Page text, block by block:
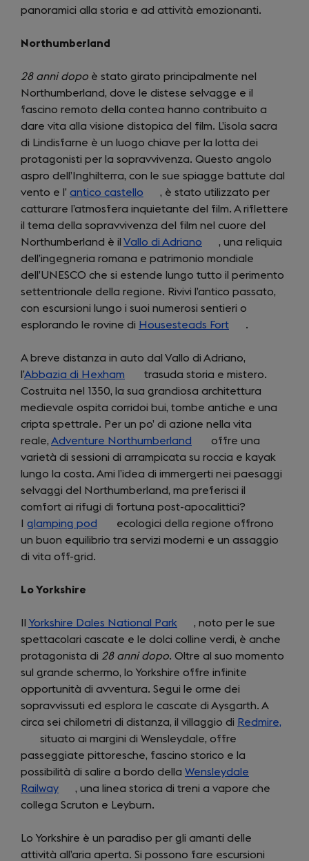
panoramici alla storia e ad attività emozionanti.
Northumberland
28 anni dopo è stato girato principalmente nel
Northumberland, dove le distese selvagge e il
fascino remoto della contea hanno contribuito a
dare vita alla visione distopica del film. L’isola sacra
di Lindisfarne è un luogo chiave per la lotta dei
protagonisti per la sopravvivenza. Questo angolo
aspro dell’Inghilterra, con le sue spiagge battute dal
vento e l’ antico castello (opens
in
a
new
tab)
, è stato utilizzato per
catturare l’atmosfera inquietante del film. A riflettere
il tema della sopravvivenza del film nel cuore del
Northumberland è il Vallo di Adriano (opens
in
a
new
tab)
, una reliquia
dell’ingegneria romana e patrimonio mondiale
dell’UNESCO che si estende lungo tutto il perimento
settentrionale della regione. Rivivi l’antico passato,
con escursioni lungo i suoi numerosi sentieri o
esplorando le rovine di Housesteads Fort (opens
a
new
tab)
.
A breve distanza in auto dal Vallo di Adriano,
l’Abbazia di Hexham (opens
in
a
new
tab)
trasuda storia e mistero.
Costruita nel 1350, la sua grandiosa architettura
medievale ospita corridoi bui, tombe antiche e una
cripta spettrale. Per un po’ di azione nella vita
reale, Adventure Northumberland
(opens
in
a
new
tab)
offre una
varietà di sessioni di arrampicata su roccia e kayak
lungo la costa. Ami l’idea di immergerti nei paesaggi
selvaggi del Northumberland, ma preferisci il
comfort ai rifugi di fortuna post-apocalittici?
glamping pod
(opens
in
ecologici della regione offrono
un buon equilibrio tra servizi moderni e un assaggio
di vita off-grid.
Lo Yorkshire
Yorkshire Dales National Park (opens
in
a
new
tab)
, noto per le sue
spettacolari cascate e le dolci colline verdi, è anche
protagonista di 28 anni dopo. Oltre al suo momento
sul grande schermo, lo Yorkshire offre infinite
opportunità di avventura. Segui le orme dei
sopravvissuti ed esplora le cascate di Aysgarth. A
circa sei chilometri di distanza, il villaggio di Redmire,
situato ai margini di Wensleydale, offre
passeggiate pittoresche, fascino storico e la
possibilità di salire a bordo della Wensleydale
Railway (opens
in
new
tab)
, una linea storica di treni a vapore che
collega Scruton e Leyburn.
Lo Yorkshire è un paradiso per gli amanti delle
attività all’aria aperta. Si possono fare escursioni